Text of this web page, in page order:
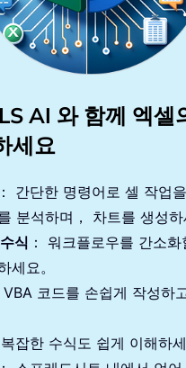
AI 와 함께 엑셀
세요
： 간단한 명령어로 셀 작업
분석하며， 차트를 생성하
식 ： 워크플로우를 간소
세요。
VBA 코드를 손쉽게 작성하
복잡한 수식도 쉽게 이해하세